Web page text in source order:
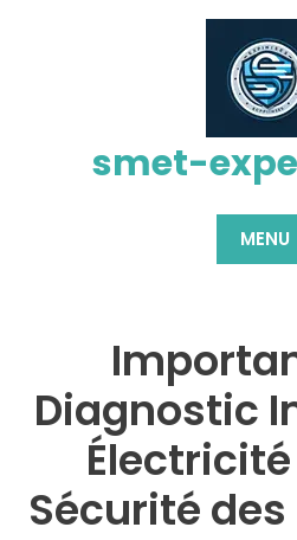
smet-
MENU
Diagnostic
Sécurité